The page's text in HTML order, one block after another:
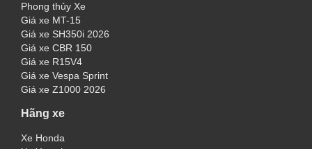
Phong thủy Xe
Giá xe MT-15
Giá xe SH350i 2026
Giá xe CBR 150
Giá xe R15V4
Giá xe Vespa Sprint
Giá xe Z1000 2026
Hãng xe
Xe Honda